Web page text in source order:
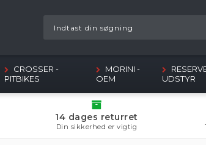
CROSSER -
PITBIKES
MORINI -
OEM
UDSTYR
14 dages returret
Din sikkerhed er vigtig